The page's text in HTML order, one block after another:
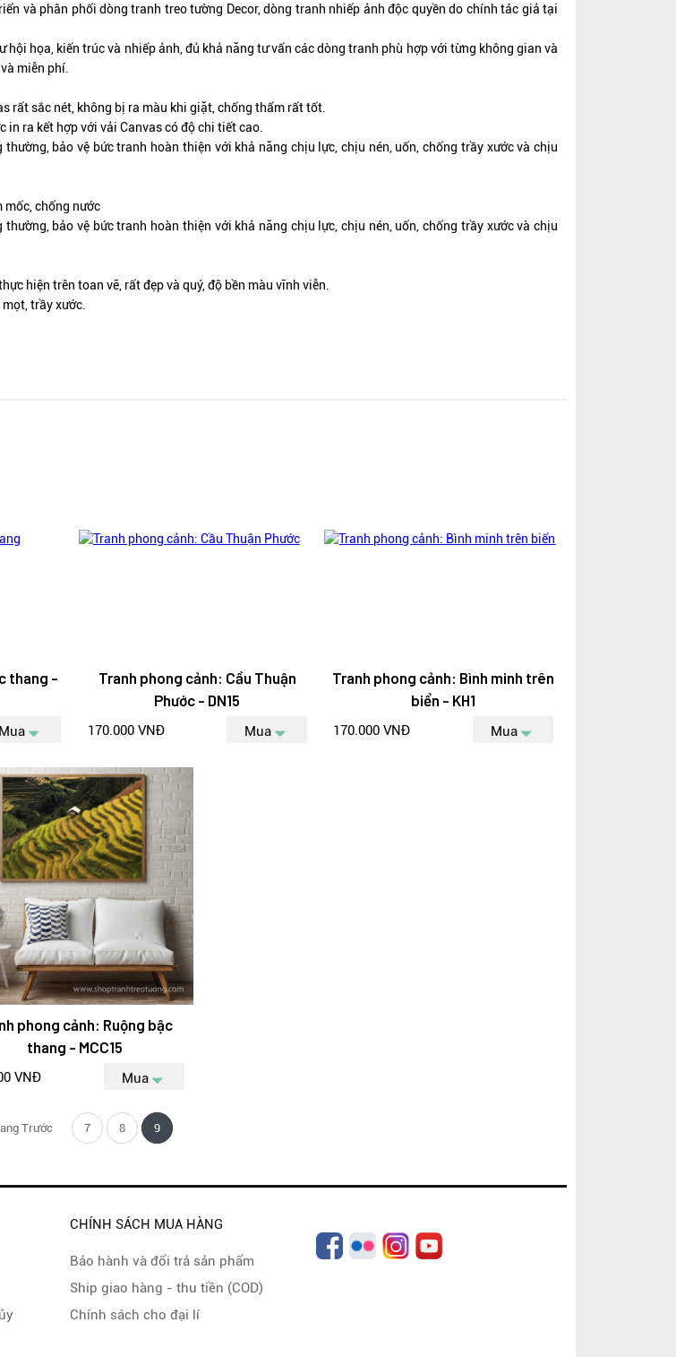
và phân phối dòng tranh treo tường Decor, dòng tranh nhiếp ảnh độc quyền do chính tác giả tại
họa, kiến trúc và nhiếp ảnh, đủ khả năng tư vấn các dòng tranh phù hợp với từng không gian và
miễn phí.
rất sắc nét, không bị ra màu khi giặt, chống thấm rất tốt.
in ra kết hợp với vải Canvas có độ chi tiết cao.
bảo vệ bức tranh hoàn thiện với khả năng chịu lực, chịu nén, uốn, chống trầy xước và chịu
mốc, chống nước
bảo vệ bức tranh hoàn thiện với khả năng chịu lực, chịu nén, uốn, chống trầy xước và chịu
hiện trên toan vẽ, rất đẹp và quý, độ bền màu vĩnh viễn.
trầy xước.
thang -
Mua
Tranh phong cảnh: Cầu Thuận
Phước - DN15
170.000 VNĐ Mua
Tranh phong cảnh: Bình minh trên
biển - KH1
170.000 VNĐ Mua
phong cảnh: Ruộng bậc
thang - MCC15
VNĐ Mua
Trước 7 8 9
CHÍNH SÁCH MUA HÀNG
Bảo hành và đổi trả sản phẩm
Ship giao hàng - thu tiền (COD)
Chính sách cho đại lí